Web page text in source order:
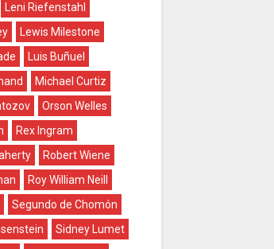
Leni Riefenstahl
Lewis Milestone
Luis Buñuel
Michael Curtiz
Orson Welles
Rex Ingram
Robert Wiene
Roy William Neill
Segundo de Chomón
Sidney Lumet